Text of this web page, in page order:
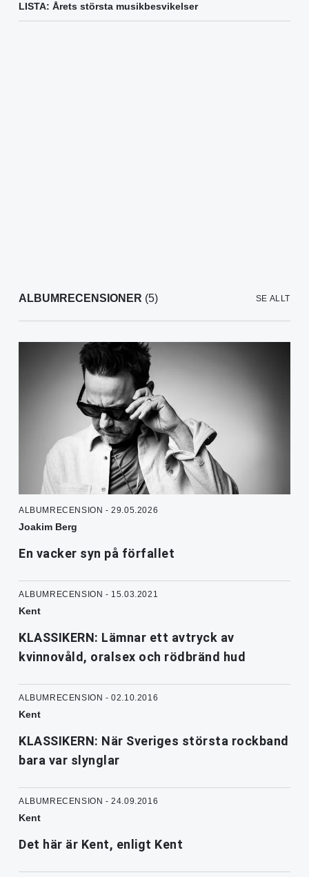
LISTA: Årets största musikbesvikelser
ALBUMRECENSIONER (5) SE ALLT
ALBUMRECENSION - 29.05.2026
Joakim Berg
En vacker syn på förfallet
ALBUMRECENSION - 15.03.2021
Kent
KLASSIKERN: Lämnar ett avtryck av
kvinnovåld, oralsex och rödbränd hud
ALBUMRECENSION - 02.10.2016
Kent
KLASSIKERN: När Sveriges största rockband
bara var slynglar
ALBUMRECENSION - 24.09.2016
Kent
Det här är Kent, enligt Kent